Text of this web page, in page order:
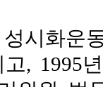
시화운
, 1995